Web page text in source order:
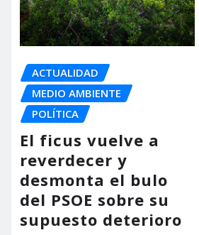
ACTUALIDAD
MEDIO AMBIENTE
POLÍTICA
El ficus vuelve a
reverdecer y
desmonta el bulo
del PSOE sobre su
supuesto deterioro